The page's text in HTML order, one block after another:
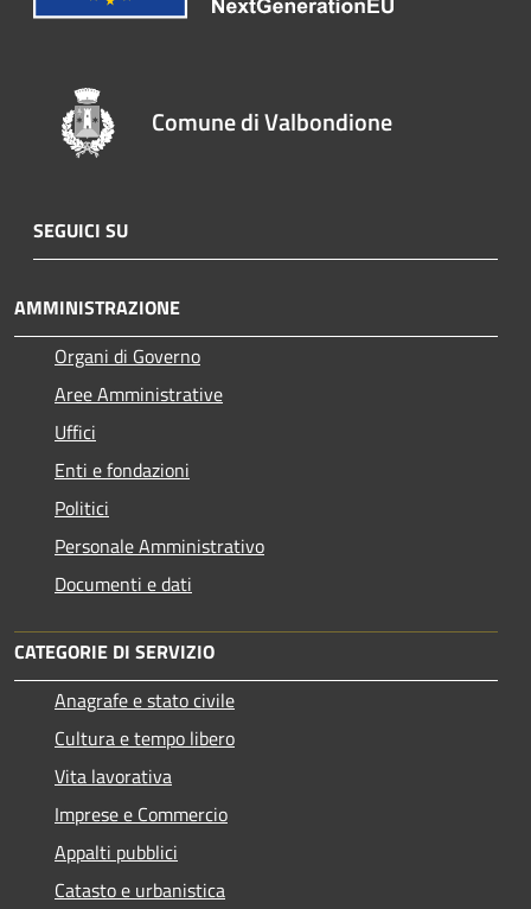
Comune di Valbondione
SEGUICI SU
AMMINISTRAZIONE
Organi di Governo
Aree Amministrative
Uffici
Enti e fondazioni
Politici
Personale Amministrativo
Documenti e dati
CATEGORIE DI SERVIZIO
Anagrafe e stato civile
Cultura e tempo libero
Vita lavorativa
Imprese e Commercio
Appalti pubblici
Catasto e urbanistica